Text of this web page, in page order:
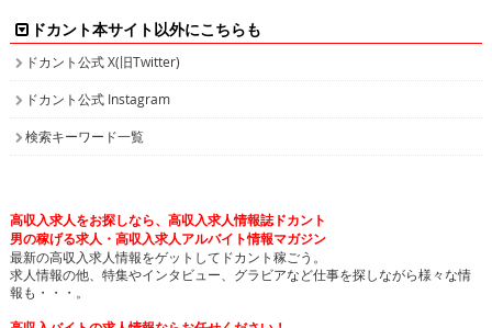
ドカント本サイト以外にこちらも
ドカント公式 X(旧Twitter)
ドカント公式 Instagram
検索キーワード一覧
高収入求人をお探しなら、高収入求人情報誌ドカント
男の稼げる求人・高収入求人アルバイト情報マガジン
最新の高収入求人情報をゲットしてドカント稼ごう。
求人情報の他、特集やインタビュー、グラビアなど仕事を探しながら様々な情
報も・・・。